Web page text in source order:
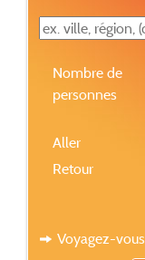
Nombre de
personnes
Aller
Retour
Voyagez-